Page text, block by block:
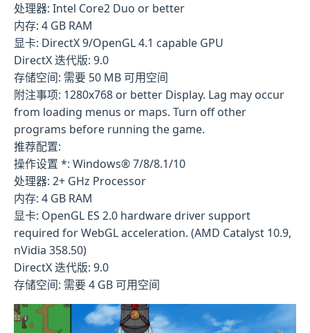
处理器: Intel Core2 Duo or better
内存: 4 GB RAM
显卡: DirectX 9/OpenGL 4.1 capable GPU
DirectX 迭代版: 9.0
存储空间: 需要 50 MB 可用空间
附注事项: 1280x768 or better Display. Lag may occur
from loading menus or maps. Turn off other
programs before running the game.
推荐配置:
操作设置 *: Windows® 7/8/8.1/10
处理器: 2+ GHz Processor
内存: 4 GB RAM
显卡: OpenGL ES 2.0 hardware driver support
required for WebGL acceleration. (AMD Catalyst 10.9,
nVidia 358.50)
DirectX 迭代版: 9.0
存储空间: 需要 4 GB 可用空间